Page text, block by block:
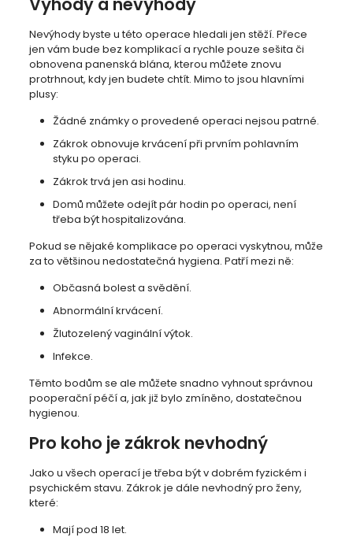
Nevýhody byste u této operace hledali jen stěží. Přece
jen vám bude bez komplikací a rychle pouze sešita či
obnovena panenská blána, kterou můžete znovu
protrhnout, kdy jen budete chtít. Mimo to jsou hlavními
plusy:
Žádné známky o provedené operaci nejsou patrné.
Zákrok obnovuje krvácení při prvním pohlavním
styku po operaci.
Zákrok trvá jen asi hodinu.
Domů můžete odejít pár hodin po operaci, není
třeba být hospitalizována.
Pokud se nějaké komplikace po operaci vyskytnou, může
za to většinou nedostatečná hygiena. Patří mezi ně:
Občasná bolest a svědění.
Abnormální krvácení.
Žlutozelený vaginální výtok.
Infekce.
Těmto bodům se ale můžete snadno vyhnout správnou
pooperační péčí a, jak již bylo zmíněno, dostatečnou
hygienou.
Pro koho je zákrok nevhodný
Jako u všech operací je třeba být v dobrém fyzickém i
psychickém stavu. Zákrok je dále nevhodný pro ženy,
které:
Mají pod 18 let.